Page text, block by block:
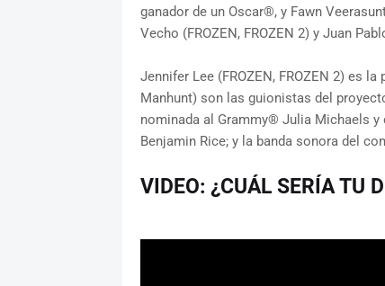
ganador de un Oscar®, y Fawn
Vecho (FROZEN, FROZEN 2) y Juan
Jennifer Lee (FROZEN, FROZEN 2) es
Manhunt) son las guionistas del
nominada al Grammy® Julia Michaels
Benjamin Rice; y la banda sonora del
VIDEO: ¿CUÁL SERÍA TU